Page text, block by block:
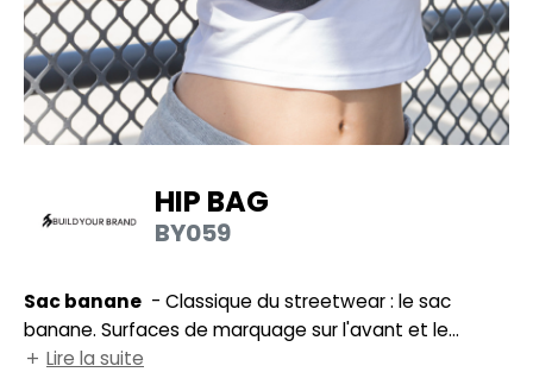
DE SERIE
VISIBILITE
YOUR BRAND
SI ON L'APPELAIT FRANCIS
HIP BAG
BY059
Sac banane
banane. Surfaces de marquage sur l'avant et le
dessus du sac. Tissu résistant. Aucune finition
Lire la suite